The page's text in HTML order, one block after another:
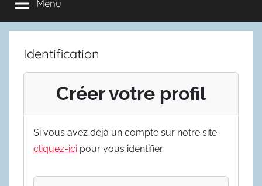
Menu
Identification
Créer votre profil
Si vous avez déjà un compte sur notre site
cliquez-ici pour vous identifier.